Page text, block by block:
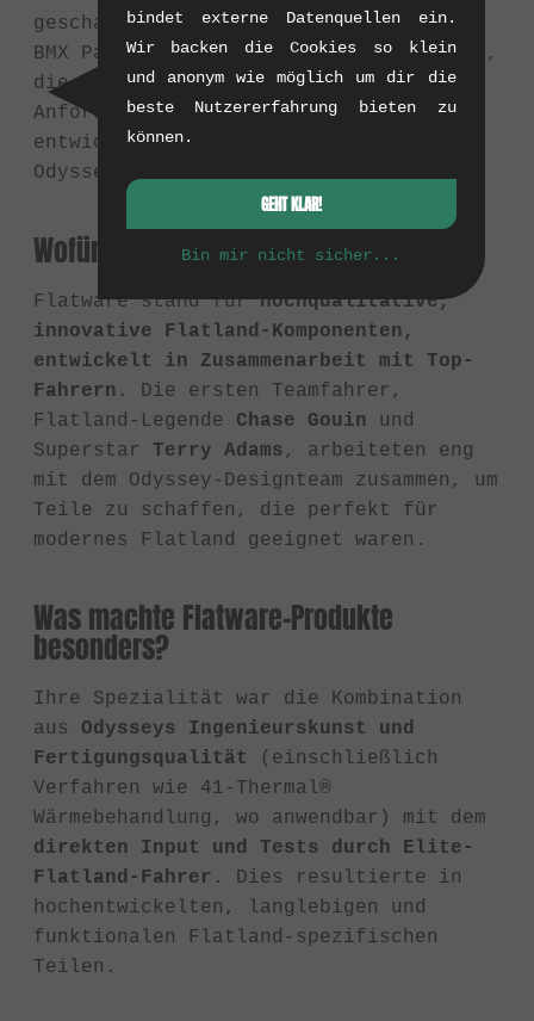
geschaffen, um Flatland-spezifischen
BMX Parts ein eigenes Zuhause zu geben,
die akribisch für die einzigartigen
Anforderungen des Flatland-Fahrens
entwickelt wurden, getrennt von
Odysseys Haupt-Freestyle-Linie.
Wofür stand Flatware?
Flatware stand fürhochqualitative,
innovative Flatland-Komponenten,
entwickelt in Zusammenarbeit mit Top-
Fahrern . Die ersten Teamfahrer,
Flatland-Legende Chase Gouin und
Superstar Terry Adams , arbeiteten eng
mit dem Odyssey-Designteam zusammen, um
Teile zu schaffen, die perfekt für
modernes Flatland geeignet waren.
Was machte Flatware-Produkte
besonders?
Ihre Spezialität war die Kombination
aus Odysseys Ingenieurskunst und
Fertigungsqualität
(einschließlich
Verfahren wie 41-Thermal®
Wärmebehandlung, wo anwendbar) mit dem
direkten Input und Tests durch Elite-
Flatland-Fahrer . Dies resultierte in
hochentwickelten, langlebigen und
funktionalen Flatland-spezifischen
Teilen.
bindet externe Datenquellen ein.
Wir backen die Cookies so klein
und anonym wie möglich um dir die
beste Nutzererfahrung bieten zu
können.
GEHT KLAR!
Bin mir nicht sicher...